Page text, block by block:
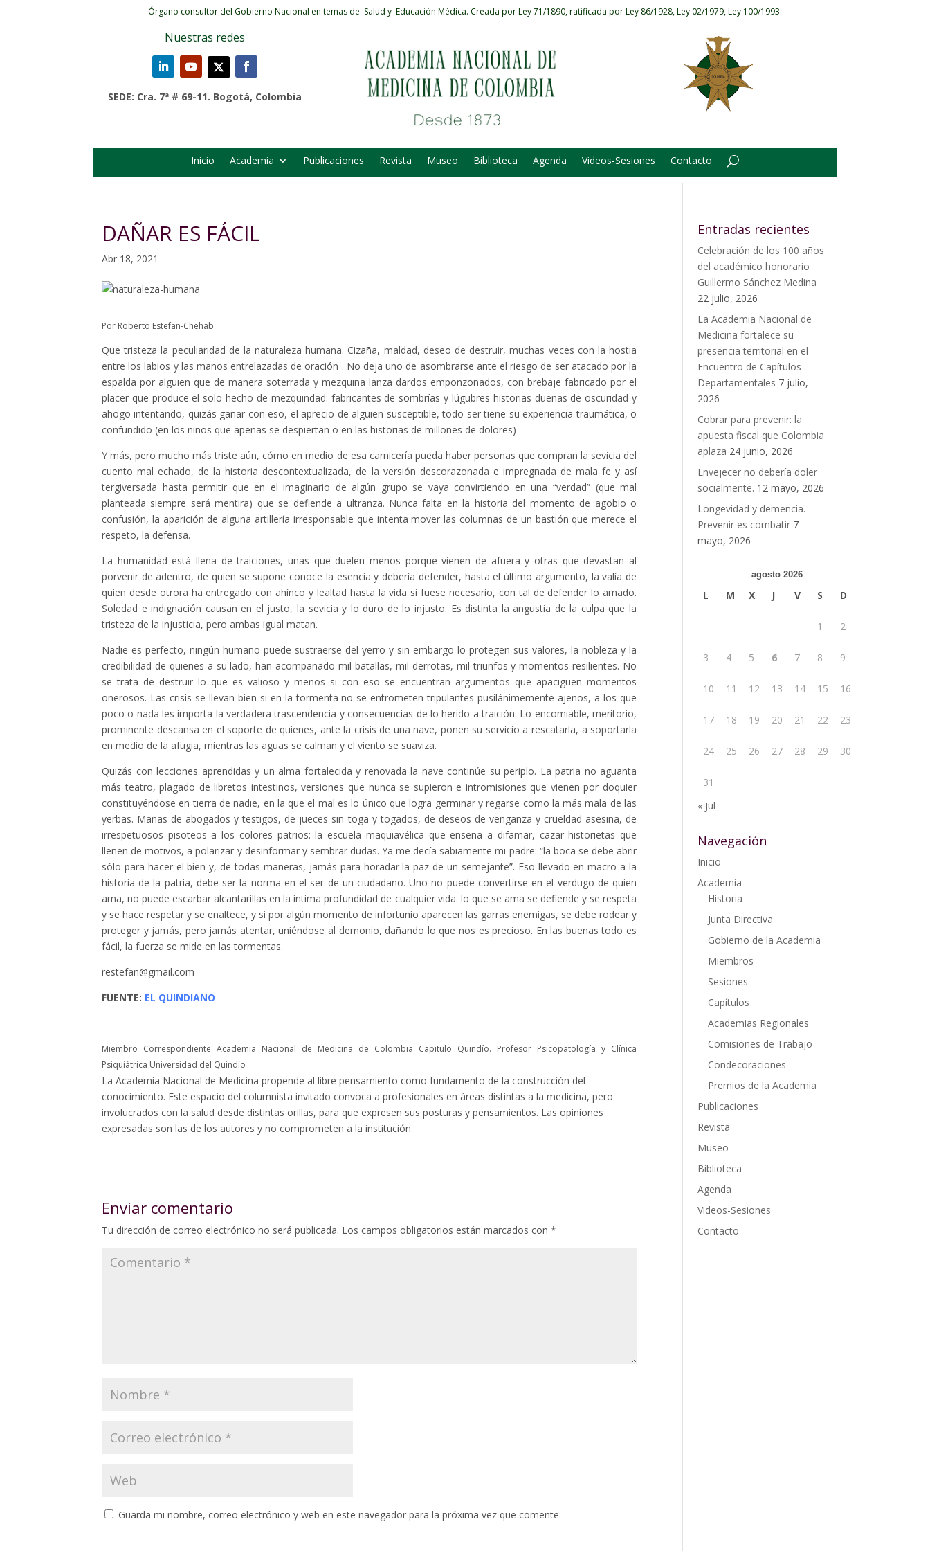
Órgano consultor del Gobierno Nacional en temas de Salud y Educación Médica. Creada por Ley 71/1890, ratificada por Ley 86/1928, Ley 02/1979, Ley 100/1993.
Nuestras redes
SEDE: Cra. 7ª # 69-11. Bogotá, Colombia
Inicio Academia Publicaciones Revista Museo Biblioteca Agenda Videos-Sesiones Contacto
DAÑAR ES FÁCIL
Abr 18, 2021
Por Roberto Estefan-Chehab
Que tristeza la peculiaridad de la naturaleza humana. Cizaña, maldad, deseo de destruir, muchas veces con la hostia
entre los labios y las manos entrelazadas de oración . No deja uno de asombrarse ante el riesgo de ser atacado por la
espalda por alguien que de manera soterrada y mezquina lanza dardos emponzoñados, con brebaje fabricado por el
placer que produce el solo hecho de mezquindad: fabricantes de sombrías y lúgubres historias dueñas de oscuridad y
ahogo intentando, quizás ganar con eso, el aprecio de alguien susceptible, todo ser tiene su experiencia traumática, o
confundido (en los niños que apenas se despiertan o en las historias de millones de dolores)
Y más, pero mucho más triste aún, cómo en medio de esa carnicería pueda haber personas que compran la sevicia del
cuento mal echado, de la historia descontextualizada, de la versión descorazonada e impregnada de mala fe y así
tergiversada hasta permitir que en el imaginario de algún grupo se vaya convirtiendo en una “verdad” (que mal
planteada siempre será mentira) que se defiende a ultranza. Nunca falta en la historia del momento de agobio o
confusión, la aparición de alguna artillería irresponsable que intenta mover las columnas de un bastión que merece el
respeto, la defensa.
La humanidad está llena de traiciones, unas que duelen menos porque vienen de afuera y otras que devastan al
porvenir de adentro, de quien se supone conoce la esencia y debería defender, hasta el último argumento, la valía de
quien desde otrora ha entregado con ahínco y lealtad hasta la vida si fuese necesario, con tal de defender lo amado.
Soledad e indignación causan en el justo, la sevicia y lo duro de lo injusto. Es distinta la angustia de la culpa que la
tristeza de la injusticia, pero ambas igual matan.
Nadie es perfecto, ningún humano puede sustraerse del yerro y sin embargo lo protegen sus valores, la nobleza y la
credibilidad de quienes a su lado, han acompañado mil batallas, mil derrotas, mil triunfos y momentos resilientes. No
se trata de destruir lo que es valioso y menos si con eso se encuentran argumentos que apacigüen momentos
onerosos. Las crisis se llevan bien si en la tormenta no se entrometen tripulantes pusilánimemente ajenos, a los que
poco o nada les importa la verdadera trascendencia y consecuencias de lo herido a traición. Lo encomiable, meritorio,
prominente descansa en el soporte de quienes, ante la crisis de una nave, ponen su servicio a rescatarla, a soportarla
en medio de la afugia, mientras las aguas se calman y el viento se suaviza.
Quizás con lecciones aprendidas y un alma fortalecida y renovada la nave continúe su periplo. La patria no aguanta
más teatro, plagado de libretos intestinos, versiones que nunca se supieron e intromisiones que vienen por doquier
constituyéndose en tierra de nadie, en la que el mal es lo único que logra germinar y regarse como la más mala de las
yerbas. Mañas de abogados y testigos, de jueces sin toga y togados, de deseos de venganza y crueldad asesina, de
irrespetuosos pisoteos a los colores patrios: la escuela maquiavélica que enseña a difamar, cazar historietas que
llenen de motivos, a polarizar y desinformar y sembrar dudas. Ya me decía sabiamente mi padre: “la boca se debe abrir
sólo para hacer el bien y, de todas maneras, jamás para horadar la paz de un semejante”. Eso llevado en macro a la
historia de la patria, debe ser la norma en el ser de un ciudadano. Uno no puede convertirse en el verdugo de quien
ama, no puede escarbar alcantarillas en la íntima profundidad de cualquier vida: lo que se ama se defiende y se respeta
y se hace respetar y se enaltece, y si por algún momento de infortunio aparecen las garras enemigas, se debe rodear y
proteger y jamás, pero jamás atentar, uniéndose al demonio, dañando lo que nos es precioso. En las buenas todo es
fácil, la fuerza se mide en las tormentas.
restefan@gmail.com
FUENTE: EL QUINDIANO
Miembro Correspondiente Academia Nacional de Medicina de Colombia Capitulo Quindío. Profesor Psicopatología y Clínica
Psiquiátrica Universidad del Quindío
La Academia Nacional de Medicina propende al libre pensamiento como fundamento de la construcción del
conocimiento. Este espacio del columnista invitado convoca a profesionales en áreas distintas a la medicina, pero
involucrados con la salud desde distintas orillas, para que expresen sus posturas y pensamientos. Las opiniones
expresadas son las de los autores y no comprometen a la institución.
Enviar comentario
Tu dirección de correo electrónico no será publicada. Los campos obligatorios están marcados con *
Guarda mi nombre, correo electrónico y web en este navegador para la próxima vez que comente.
Entradas recientes
Celebración de los 100 años
del académico honorario
Guillermo Sánchez Medina
22 julio, 2026
La Academia Nacional de
Medicina fortalece su
presencia territorial en el
Encuentro de Capítulos
Departamentales 7 julio,
2026
Cobrar para prevenir: la
apuesta fiscal que Colombia
aplaza 24 junio, 2026
Envejecer no debería doler
socialmente. 12 mayo, 2026
Longevidad y demencia.
Prevenir es combatir 7
mayo, 2026
agosto 2026
L M X J V S D
1 2
3 4 5 6 7 8 9
10 11 12 13 14 15 16
17 18 19 20 21 22 23
24 25 26 27 28 29 30
31
« Jul
Navegación
Inicio
Academia
Historia
Junta Directiva
Gobierno de la Academia
Miembros
Sesiones
Capítulos
Academias Regionales
Comisiones de Trabajo
Condecoraciones
Premios de la Academia
Publicaciones
Revista
Museo
Biblioteca
Agenda
Videos-Sesiones
Contacto